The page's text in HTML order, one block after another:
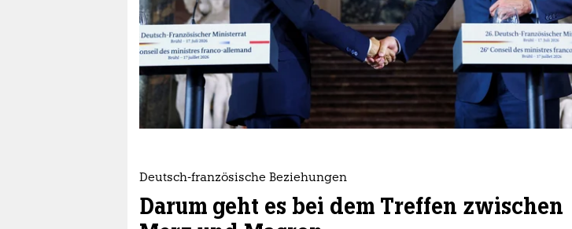
Deutsch-französische Beziehungen
Darum geht es bei dem Treffen zwischen